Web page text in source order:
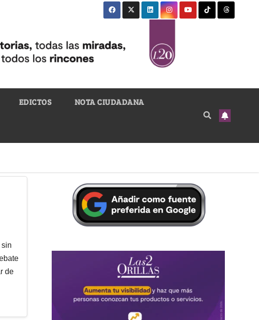
EDICTOS NOTA CIUDADANA
de